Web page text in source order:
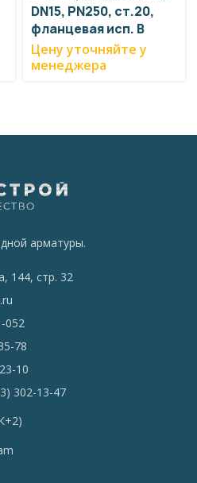
DN15, PN250, ст.20,
фланцевая исп. В
Цену уточняйте у
менеджера
арматуры.
144, стр. 32
052
78
10
302-13-47